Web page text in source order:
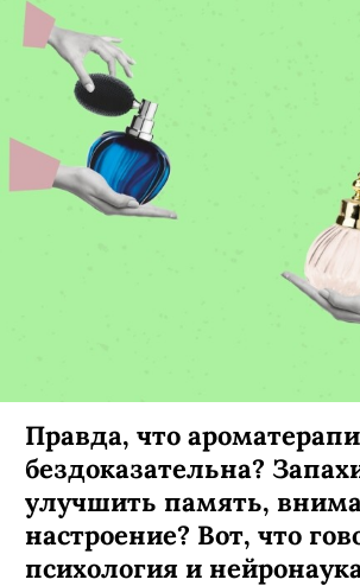
Правда, что
бездоказательна?
улучшить память,
настроение? Вот, что
психология и